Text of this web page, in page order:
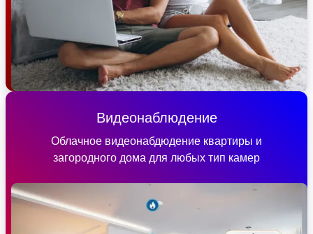
Видеонаблюдение
Облачное видеонабдюдение квартиры и
загородного дома для любых тип камер